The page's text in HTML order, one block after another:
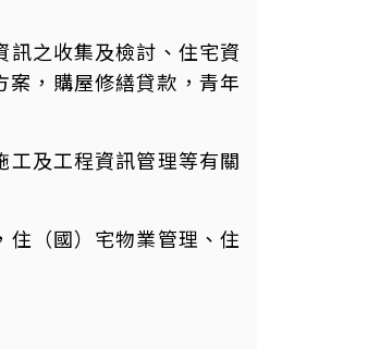
訊之收集及檢討、住宅資
，購屋修繕貸款，青年
工及工程資訊管理等有關
住（國）宅物業管理、住